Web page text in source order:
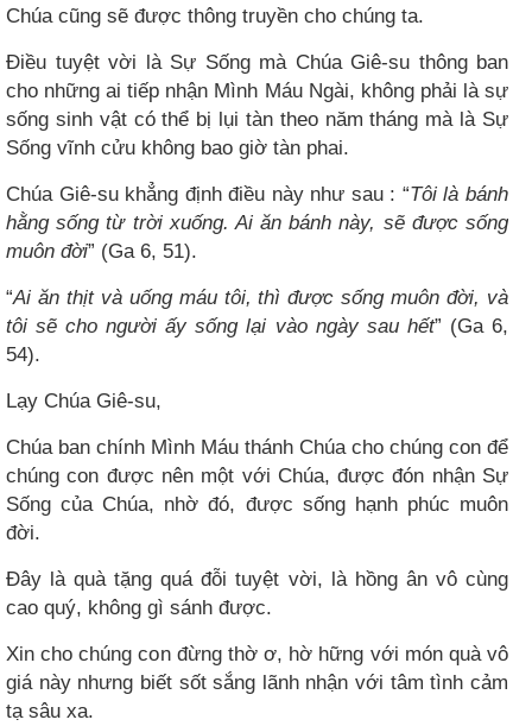
Chúa cũng sẽ được thông truyền cho chúng ta.
Điều tuyệt vời là Sự Sống mà Chúa Giê-su thông ban
cho những ai tiếp nhận Mình Máu Ngài, không phải là sự
sống sinh vật có thể bị lụi tàn theo năm tháng mà là Sự
Sống vĩnh cửu không bao giờ tàn phai.
Chúa Giê-su khẳng định điều này như sau : “Tôi là bánh
hằng sống từ trời xuống. Ai ăn bánh này, sẽ được sống
muôn đời” (Ga 6, 51).
“Ai ăn thịt và uống máu tôi, thì được sống muôn đời, và
tôi sẽ cho người ấy sống lại vào ngày sau hết” (Ga 6,
54).
Lạy Chúa Giê-su,
Chúa ban chính Mình Máu thánh Chúa cho chúng con để
chúng con được nên một với Chúa, được đón nhận Sự
Sống của Chúa, nhờ đó, được sống hạnh phúc muôn
đời.
Đây là quà tặng quá đỗi tuyệt vời, là hồng ân vô cùng
cao quý, không gì sánh được.
Xin cho chúng con đừng thờ ơ, hờ hững với món quà vô
giá này nhưng biết sốt sắng lãnh nhận với tâm tình cảm
tạ sâu xa.